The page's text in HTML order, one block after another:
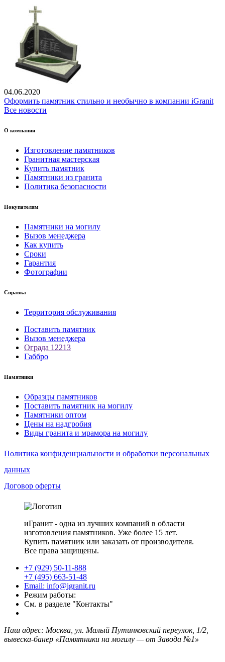
04.06.2020
Оформить памятник стильно и необычно в компании iGranit
Все новости
О компании
Изготовление памятников
Гранитная мастерская
Купить памятник
Памятники из гранита
Политика безопасности
Покупателям
Памятники на могилу
Вызов менеджера
Как купить
Сроки
Гарантия
Фотографии
Справка
Территория обслуживания
Поставить памятник
Вызов менеджера
Ограда 12213
Габбро
Памятники
Образцы памятников
Поставить памятник на могилу
Памятники оптом
Цены на надгробия
Виды гранита и мрамора на могилу
Политика конфиденциальности и обработки персональных
данных
Договор оферты
иГранит - одна из лучших компаний в области
изготовления памятников. Уже более 15 лет.
Купить памятник или заказать от производителя.
Все права защищены.
+7 (929) 50-11-888
+7 (495) 663-51-48
Email: info@igranit.ru
Режим работы:
См. в разделе "Контакты"
Наш адрес: Москва, ул. Малый Путинковский переулок, 1/2,
вывеска-банер «Памятники на могилу — от Завода №1»